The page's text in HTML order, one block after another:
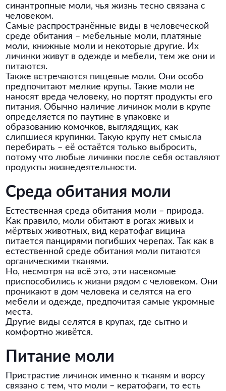
синантропные моли, чья жизнь тесно связана с
человеком.
Самые распространённые виды в человеческой
среде обитания – мебельные моли, платяные
моли, книжные моли и некоторые другие. Их
личинки живут в одежде и мебели, тем же они и
питаются.
Также встречаются пищевые моли. Они особо
предпочитают мелкие крупы. Такие моли не
наносят вреда человеку, но портят продукты его
питания. Обычно наличие личинок моли в крупе
определяется по паутине в упаковке и
образованию комочков, выглядящих, как
слипшиеся крупинки. Такую крупу нет смысла
перебирать – её остаётся только выбросить,
потому что любые личинки после себя оставляют
продукты жизнедеятельности.
Среда обитания моли
Естественная среда обитания моли – природа.
Как правило, моли обитают в рогах живых и
мёртвых животных, вид кератофаг вицина
питается панцирями погибших черепах. Так как в
естественной среде обитания моли питаются
органическими тканями.
Но, несмотря на всё это, эти насекомые
приспособились к жизни рядом с человеком. Они
проникают в дом человека и селятся на его
мебели и одежде, предпочитая самые укромные
места.
Другие виды селятся в крупах, где сытно и
комфортно живётся.
Питание моли
Пристрастие личинок именно к тканям и ворсу
связано с тем, что моли – кератофаги, то есть